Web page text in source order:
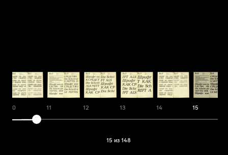
10 11 12 13 14 15
15 из 148